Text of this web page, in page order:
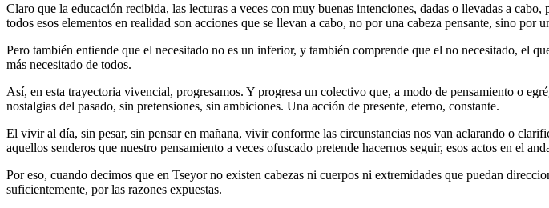
Claro que la educación recibida, las lecturas a veces con muy buenas intenciones, dadas o llevadas a
todos esos elementos en realidad son acciones que se llevan a cabo, no por una cabeza pensante, sino
Pero también entiende que el necesitado no es un inferior, y también comprende que el no necesitado, el
más necesitado de todos.
Así, en esta trayectoria vivencial, progresamos. Y progresa un colectivo que, a modo de pensamiento o
nostalgias del pasado, sin pretensiones, sin ambiciones. Una acción de presente, eterno, constante.
El vivir al día, sin pesar, sin pensar en mañana, vivir conforme las circunstancias nos van aclarando o
aquellos senderos que nuestro pensamiento a veces ofuscado pretende hacernos seguir, esos actos en el
Por eso, cuando decimos que en Tseyor no existen cabezas ni cuerpos ni extremidades que puedan
suficientemente, por las razones expuestas.